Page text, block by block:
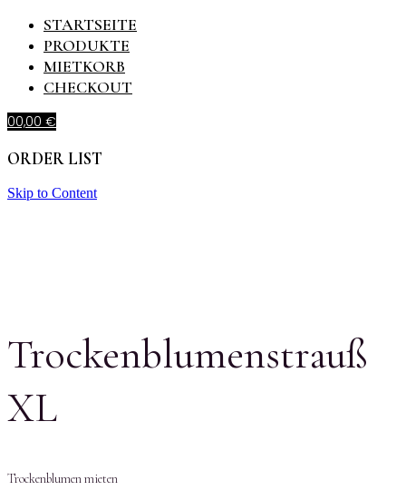
STARTSEITE
PRODUKTE
MIETKORB
CHECKOUT
00,00 €
ORDER LIST
Skip to Content
Trockenblumenstrauß
XL
Trockenblumen mieten